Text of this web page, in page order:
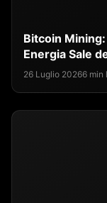
Bitcoin
Energia Sale
26 Luglio 20266 min